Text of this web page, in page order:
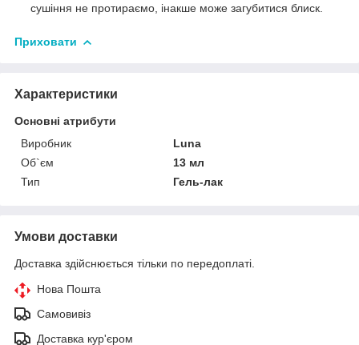
сушіння не протираємо, інакше може загубитися блиск.
Приховати
Характеристики
Основні атрибути
Виробник
Luna
Об`єм
13 мл
Тип
Гель-лак
Умови доставки
Доставка здійснюється тільки по передоплаті.
Нова Пошта
Самовивіз
Доставка кур'єром